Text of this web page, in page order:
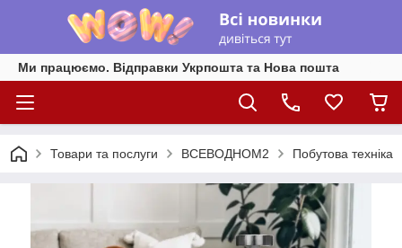
Ми працюємо. Відправки Укрпошта та Нова пошта
Товари та послуги ВСЕВОДНОМ2 Побутова техніка